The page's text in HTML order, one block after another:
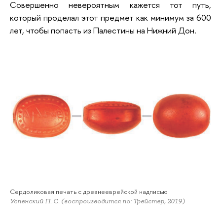
Совершенно невероятным кажется тот путь,
который проделал этот предмет как минимум за 600
лет, чтобы попасть из Палестины на Нижний Дон.
Сердоликовая печать с древнееврейской надписью
Успенский П. С. (воспроизводится по: Трейстер, 2019)